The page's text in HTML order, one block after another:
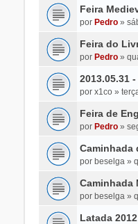
Feira
por Pedro»
Feira do
por Pedro»
2013.05.31
por x1co»
Feira de
por Pedro»
Caminhada
por beselga»
Caminhada
por beselga»
Latada